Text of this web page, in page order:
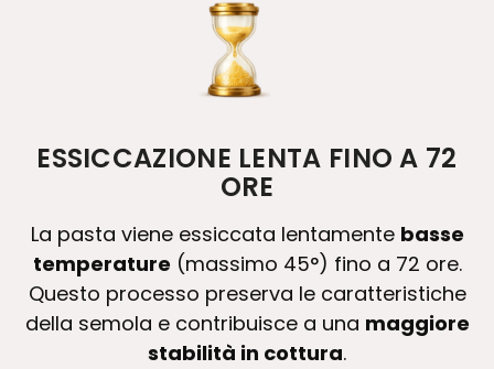
ESSICCAZIONE LENTA FINO A 72
ORE
La pasta viene essiccata lentamente basse
temperature (massimo 45°) fino a 72 ore.
Questo processo preserva le caratteristiche
della semola e contribuisce a una maggiore
stabilità in cottura.